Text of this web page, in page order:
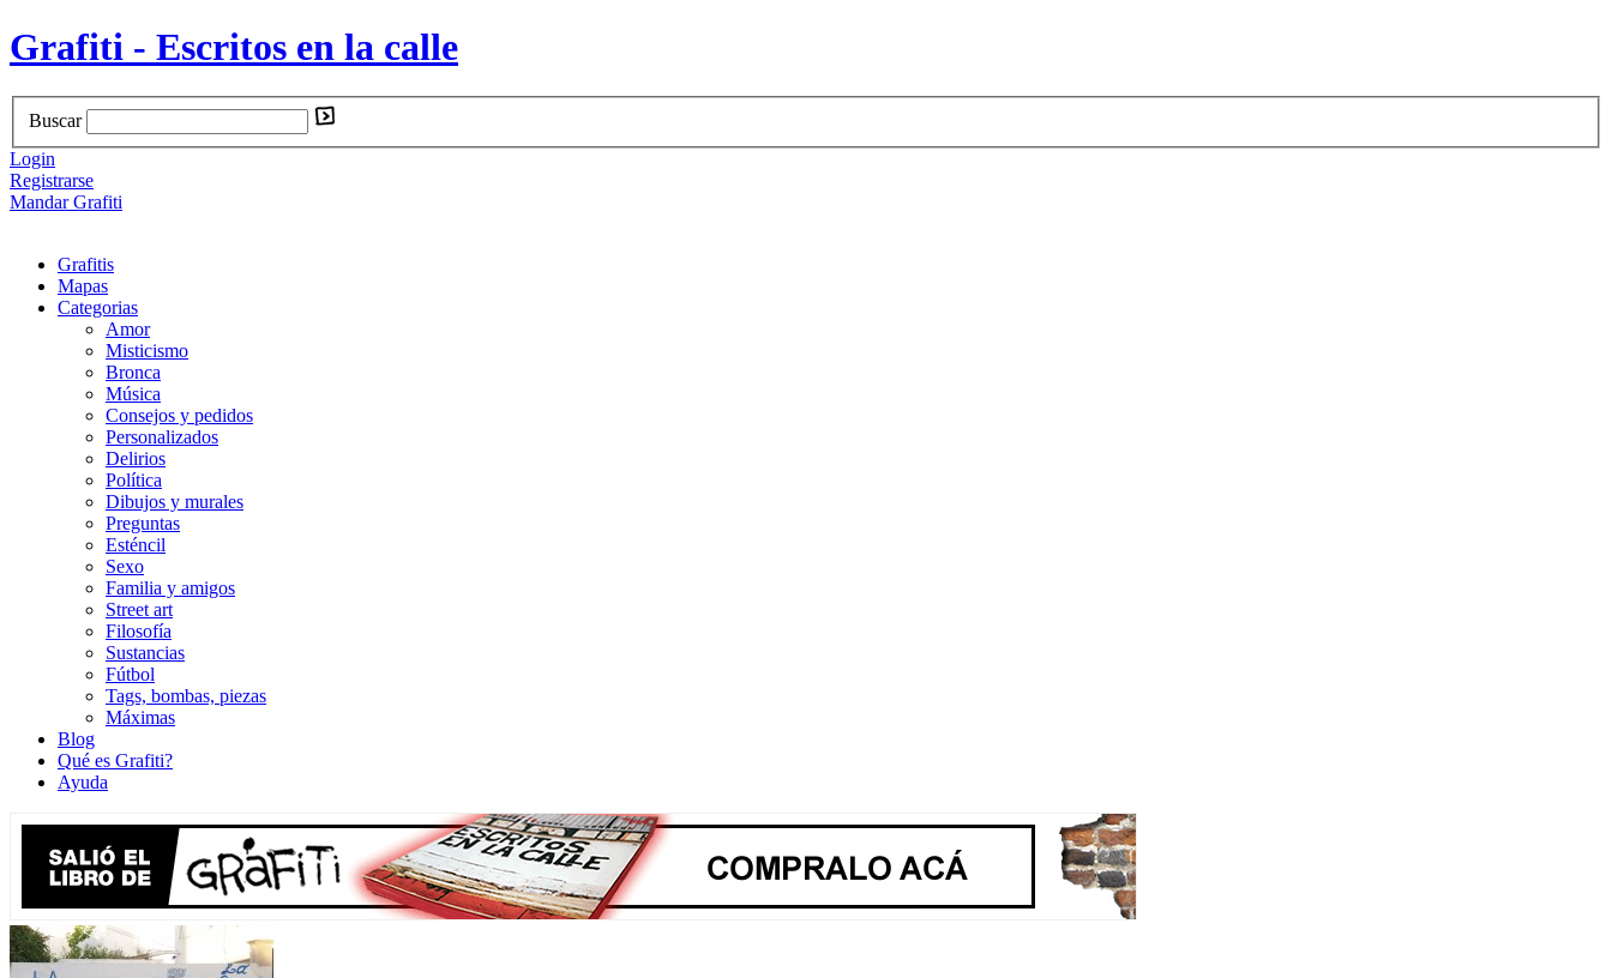
Grafiti - Escritos en la calle
Buscar
Login
Registrarse
Mandar Grafiti
Grafitis
Mapas
Categorias
Amor
Misticismo
Bronca
Música
Consejos y pedidos
Personalizados
Delirios
Política
Dibujos y murales
Preguntas
Esténcil
Sexo
Familia y amigos
Street art
Filosofía
Sustancias
Fútbol
Tags, bombas, piezas
Máximas
Blog
Qué es Grafiti?
Ayuda